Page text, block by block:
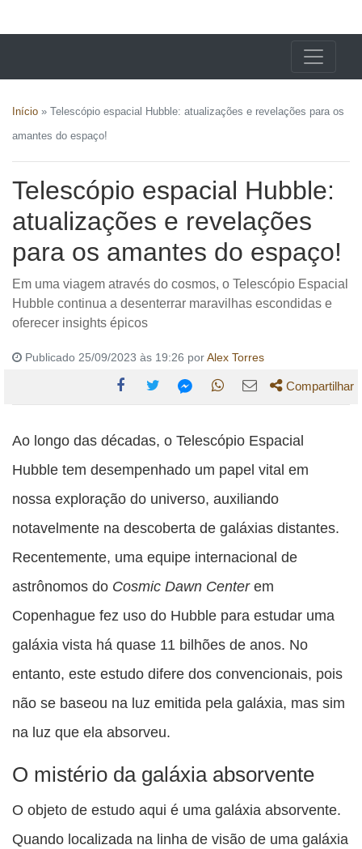
Início » Telescópio espacial Hubble: atualizações e revelações para os
amantes do espaço!
Telescópio espacial Hubble:
atualizações e revelações
para os amantes do espaço!
Em uma viagem através do cosmos, o Telescópio Espacial
Hubble continua a desenterrar maravilhas escondidas e
oferecer insights épicos
Publicado 25/09/2023 às 19:26 porAlex Torres
esta
publicação
esta
publicação
esta
publicação
esta
publicação
esta
publicação
Compartilhar
Ao longo das décadas, o Telescópio Espacial
Hubble tem desempenhado um papel vital em
nossa exploração do universo, auxiliando
notavelmente na descoberta de galáxias distantes.
Recentemente, uma equipe internacional de
astrônomos do Cosmic Dawn Centerem
Copenhague fez uso do Hubble para estudar uma
galáxia vista há quase 11 bilhões de anos. No
entanto, este estudo difere dos convencionais, pois
não se baseou na luz emitida pela galáxia, mas sim
na luz que ela absorveu.
O mistério da galáxia absorvente
O objeto de estudo aqui é uma galáxia absorvente.
Quando localizada na linha de visão de uma galáxia